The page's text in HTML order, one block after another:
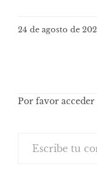
24 de agosto de
Por favor